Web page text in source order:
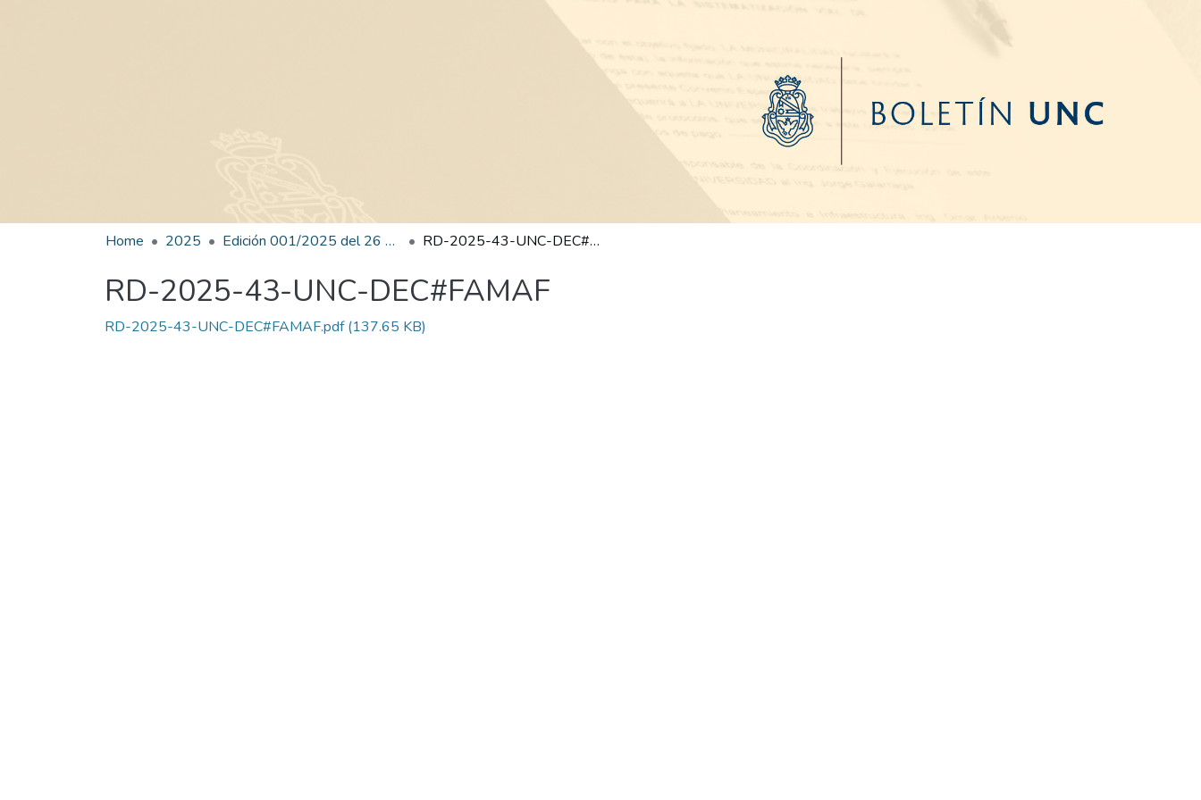
Home 2025 Edición 001/2025 del 26 de mayo de 2025 RD-2025-43-UNC-DEC#FAMAF
RD-2025-43-UNC-DEC#FAMAF
RD-2025-43-UNC-DEC#FAMAF.pdf(137.65 KB)